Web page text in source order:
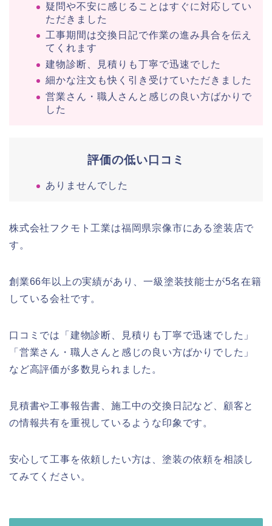
疑問や不安に感じることはすぐに対応してい
ただきました
工事期間は交換日記で作業の進み具合を伝え
てくれます
建物診断、見積りも丁寧で迅速でした
細かな注文も快く引き受けていただきました
営業さん・職人さんと感じの良い方ばかりで
した
評価の低い口コミ
ありませんでした
株式会社フクモト工業は福岡県宗像市にある塗装店で
す。
創業66年以上の実績があり、一級塗装技能士が5名在籍
している会社です。
口コミでは「建物診断、見積りも丁寧で迅速でした」
「営業さん・職人さんと感じの良い方ばかりでした」
など高評価が多数見られました。
見積書や工事報告書、施工中の交換日記など、顧客と
の情報共有を重視しているような印象です。
安心して工事を依頼したい方は、塗装の依頼を相談し
てみてください。